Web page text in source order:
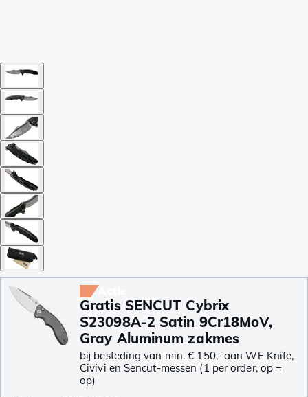
Gratis SENCUT Cybrix
S23098A-2 Satin 9Cr18MoV,
Gray Aluminum zakmes
bij besteding van min. € 150,- aan WE Knife,
Civivi en Sencut-messen (1 per order, op =
op)